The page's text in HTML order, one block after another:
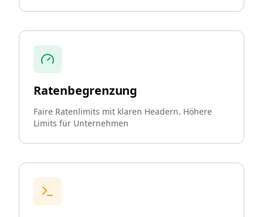
Ratenbegrenzung
Faire Ratenlimits mit klaren Headern. Höhere
Limits für Unternehmen